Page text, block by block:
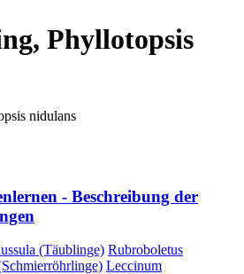
Phyllotopsis
- Beschreibung der
(Täublinge) Rubroboletus
Leccinum